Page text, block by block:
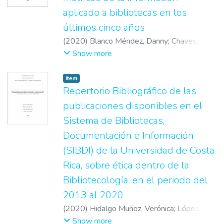
aplicado a bibliotecas en los
últimos cinco años
(2020) Blanco Méndez, Danny; Chaves
Martínez, Pamela
José Andrés
Show more
Item
Repertorio Bibliográfico de las
publicaciones disponibles en el
Sistema de Bibliotecas,
Documentación e Información
(SIBDI) de la Universidad de Costa
Rica, sobre ética dentro de la
Bibliotecología, en el periodo del
2013 al 2020
(2020) Hidalgo Muñoz, Verónica; López
Sánchez, Mónica
Show more